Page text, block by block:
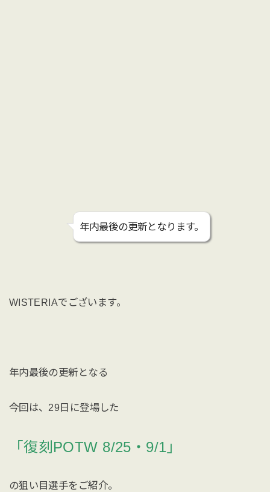
年内最後の更新となります。
WISTERIAでございます。
年内最後の更新となる
今回は、29日に登場した
「復刻POTW 8/25・9/1」
の狙い目選手をご紹介。